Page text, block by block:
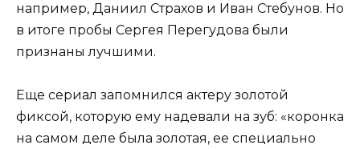
например, Даниил Страхов и Иван Стебунов. Но
в итоге пробы Сергея Перегудова были
признаны лучшими.
Еще сериал запомнился актеру золотой
фиксой, которую ему надевали на зуб: «коронка
на самом деле была золотая, ее специально